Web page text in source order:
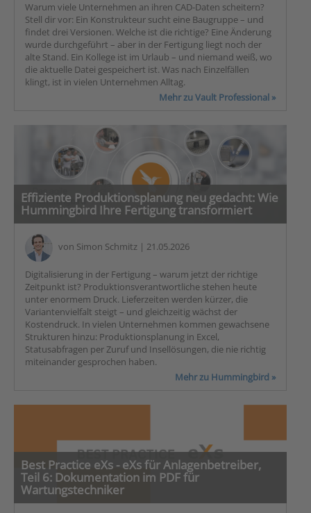
Warum viele Unternehmen an ihren CAD-Daten scheitern?
Stell dir vor: Ein Konstrukteur sucht eine Baugruppe – und
findet drei Versionen. Welche ist die richtige? Eine Änderung
wurde durchgeführt – aber in der Fertigung liegt noch der
alte Stand. Ein Kollege ist im Urlaub – und niemand weiß, wo
die aktuelle Datei gespeichert ist. Was nach Einzelfällen
klingt, ist in vielen Unternehmen Alltag.
Mehr zu Vault Professional »
Effiziente Produktionsplanung neu gedacht: Wie
Hummingbird Ihre Fertigung transformiert
von Simon Schmitz | 21.05.2026
Digitalisierung in der Fertigung – warum jetzt der richtige
Zeitpunkt ist? Produktionsverantwortliche stehen heute
unter enormem Druck. Lieferzeiten werden kürzer, die
Variantenvielfalt steigt – und gleichzeitig wächst der
Kostendruck. In vielen Unternehmen kommen gewachsene
Strukturen hinzu: Produktionsplanung in Excel,
Statusabfragen per Zuruf und Insellösungen, die nie richtig
miteinander gesprochen haben.
Mehr zu Hummingbird »
Best Practice eXs - eXs für Anlagenbetreiber,
Teil 6: Dokumentation im PDF für
Wartungstechniker